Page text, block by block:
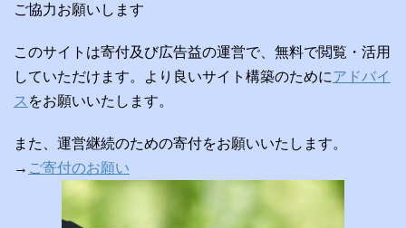
ご協力お願いします
このサイトは寄付及び広告益の運営で、無料で閲覧・活用
していただけます。より良いサイト構築のためにアドバイ
ス をお願いいたします。
また、運営継続のための寄付をお願いいたします。
→ ご寄付のお願い